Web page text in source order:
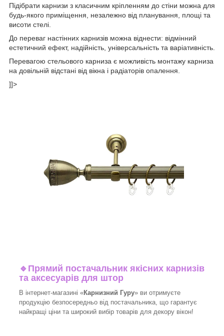
Підібрати карнизи з класичним кріпленням до стіни можна для
будь-якого приміщення, незалежно від планування, площі та
висоти стелі.
До переваг настінних карнизів можна віднести: відмінний
естетичний ефект, надійність, універсальність та варіативність.
Перевагою стельового карниза є можливість монтажу карниза
на довільній відстані від вікна і радіаторів опалення.
]]>
🔹 Прямий постачальник якісних карнизів
та аксесуарів для штор
В інтернет-магазині «Карнизний Гуру» ви отримуєте
продукцію безпосередньо від постачальника, що гарантує
найкращі ціни та широкий вибір товарів для декору вікон!​